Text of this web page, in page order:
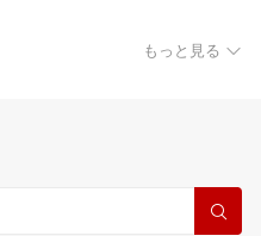
もっと見る